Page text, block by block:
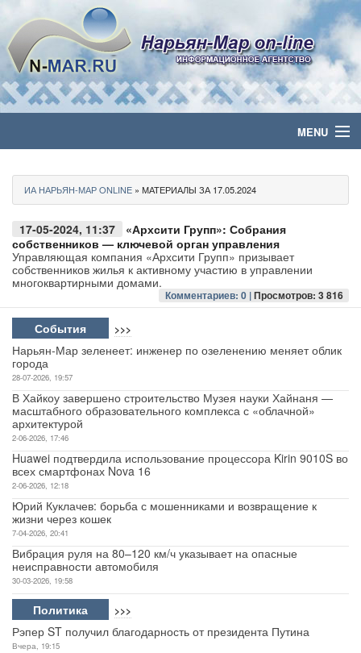
MENU
Политика
Бизнес
Общество
Культура
Медиа
Авто
Спорт
Контакты
ИА НАРЬЯН-МАР ONLINE » МАТЕРИАЛЫ ЗА 17.05.2024
17-05-2024, 11:37
«Архсити Групп»: Собрания
собственников — ключевой орган управления
Управляющая компания «Архсити Групп» призывает
собственников жилья к активному участию в управлении
многоквартирными домами.
Комментариев: 0 |Просмотров: 3 816
События >>>
Нарьян-Мар зеленеет: инженер по озеленению меняет облик
города
28-07-2026, 19:57
В Хайкоу завершено строительство Музея науки Хайнаня —
масштабного образовательного комплекса с «облачной»
архитектурой
2-06-2026, 17:46
Huawei подтвердила использование процессора Kirin 9010S во
всех смартфонах Nova 16
2-06-2026, 12:18
Юрий Куклачев: борьба с мошенниками и возвращение к
жизни через кошек
7-04-2026, 20:41
Вибрация руля на 80–120 км/ч указывает на опасные
неисправности автомобиля
30-03-2026, 19:58
Политика >>>
Рэпер ST получил благодарность от президента Путина
Вчера, 19:15